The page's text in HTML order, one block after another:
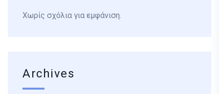
Χωρίς σχόλια για εμφάνιση.
Archives